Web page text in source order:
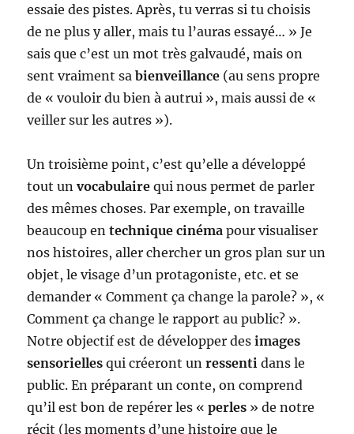
essaie des pistes. Après, tu verras si tu choisis
de ne plus y aller, mais tu l’auras essayé… » Je
sais que c’est un mot très galvaudé, mais on
sent vraiment sabienveillance (au sens propre
de « vouloir du bien à autrui », mais aussi de «
veiller sur les autres »).
Un troisième point, c’est qu’elle a développé
tout unvocabulaire qui nous permet de parler
des mêmes choses. Par exemple, on travaille
beaucoup entechnique cinéma pour visualiser
nos histoires, aller chercher un gros plan sur un
objet, le visage d’un protagoniste, etc. et se
demander « Comment ça change la parole? », «
Comment ça change le rapport au public? ».
Notre objectif est de développer desimages
sensoriellesqui créeront unressenti dans le
public. En préparant un conte, on comprend
qu’il est bon de repérer les «perles » de notre
récit (les moments d’une histoire que le